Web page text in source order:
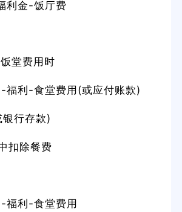
利金-饭厅费
堂费用时
福利-食堂费用(或应付账款)
行存款)
扣除餐费
福利-食堂费用